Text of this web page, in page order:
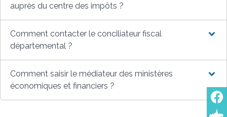
auprès du centre des impôts ?
Comment contacter le conciliateur fiscal
départemental ?
Comment saisir le médiateur des ministères
économiques et financiers ?